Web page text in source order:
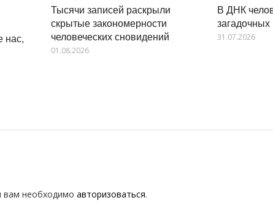
нас,
Тысячи записей раскрыли
скрытые закономерности
человеческих сновидений
01.08.2026
В ДНК
31.07.2026
вам необходимо авторизоваться.